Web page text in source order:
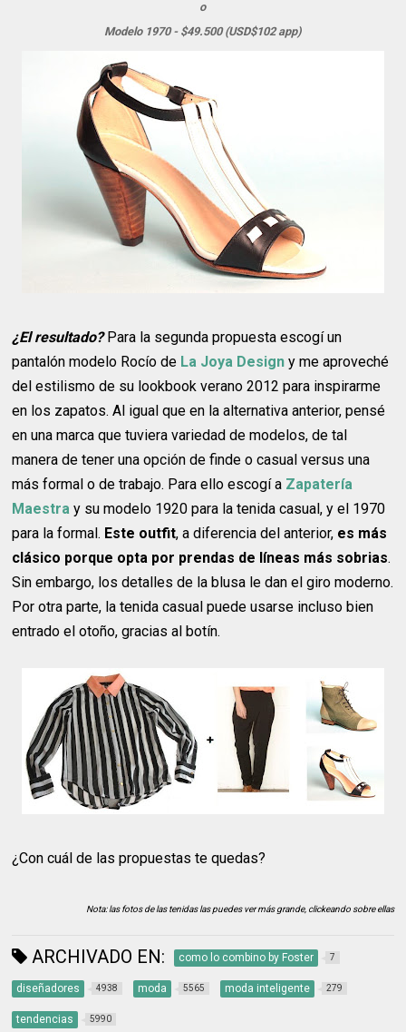
o
Modelo 1970 - $49.500 (USD$102 app)
¿El resultado?Para la segunda propuesta escogí un
pantalón modelo Rocío de La Joya Design y me aproveché
del estilismo de su lookbook verano 2012 para inspirarme
en los zapatos. Al igual que en la alternativa anterior, pensé
en una marca que tuviera variedad de modelos, de tal
manera de tener una opción de finde o casual versus una
más formal o de trabajo. Para ello escogí a Zapatería
Maestra y su modelo 1920 para la tenida casual, y el 1970
para la formal. Este outfit, a diferencia del anterior, es más
clásico porque opta por prendas de líneas más sobrias.
Sin embargo, los detalles de la blusa le dan el giro moderno.
Por otra parte, la tenida casual puede usarse incluso bien
entrado el otoño, gracias al botín.
¿Con cuál de las propuestas te quedas?
Nota: las fotos de las tenidas las puedes ver más grande, clickeando sobre ellas
ARCHIVADO EN: como lo combino by Foster 7
diseñadores 4938 moda 5565 moda inteligente 279
tendencias 5990